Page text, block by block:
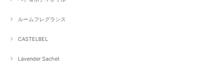
ルームフレグランス
CASTELBEL
Lavender Sachet